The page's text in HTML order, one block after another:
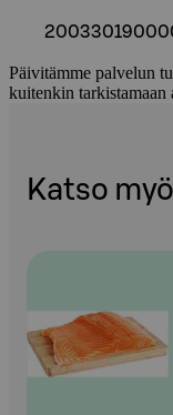
Päivitämme palvelun
kuitenkin tarkistamaan
Katso